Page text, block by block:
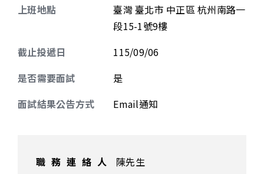
上班地點
臺灣 臺北市 中正區 杭州南路一
段15-1號9樓
截止投遞日
115/09/06
是否需要面試
是
面試結果公告方式
Email通知
職務連絡人
陳先生